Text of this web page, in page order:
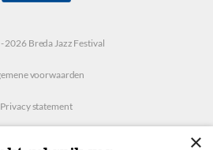
2026 Breda Jazz Festival
voorwaarden
Privacy statement
×